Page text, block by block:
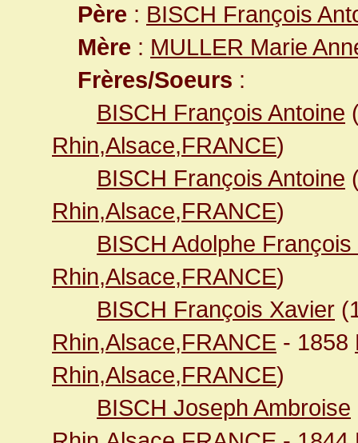
Père : BISCH François
Mère : MULLER Marie
Frères/Soeurs :
BISCH François Antoine
Rhin,Alsace,FRANCE)
BISCH François Antoine
Rhin,Alsace,FRANCE)
BISCH Adolphe
Rhin,Alsace,FRANCE)
BISCH François Xavier
Rhin,Alsace,FRANCE - 1858
Rhin,Alsace,FRANCE)
BISCH Joseph Ambroise